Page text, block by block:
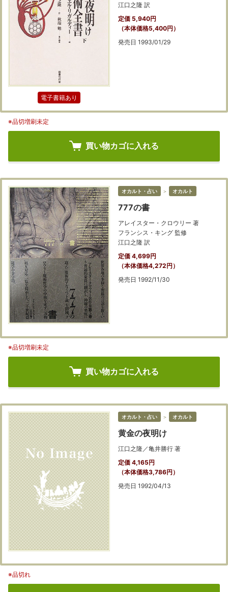
電子書籍あり
江口之隆 訳
定価 5,940円
（本体価格5,400円）
発売日 1993/01/29
※品切増刷未定
買い物カゴに入れる
オカルト・占い ＞ オカルト
777の書
アレイスター・クロウリー 著
フランシス・キング 監修
江口之隆 訳
定価 4,699円
（本体価格4,272円）
発売日 1992/11/30
※品切増刷未定
買い物カゴに入れる
オカルト・占い ＞ オカルト
黄金の夜明け
江口之隆／亀井勝行 著
定価 4,165円
（本体価格3,786円）
発売日 1992/04/13
※品切れ